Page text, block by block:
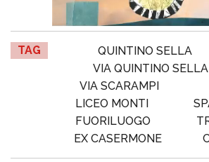
TAG
QUINTINO SELLA
VIA QUINTINO SELLA
VIA SCARAMPI
LICEO MONTI
FUORILUOGO
EX CASERMONE